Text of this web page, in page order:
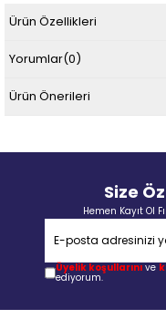
Ürün Özellikleri
Yorumlar(0)
Ürün Önerileri
Size
Hemen Kayıt Ol
Üyelik koşullarını ve
ediyorum.